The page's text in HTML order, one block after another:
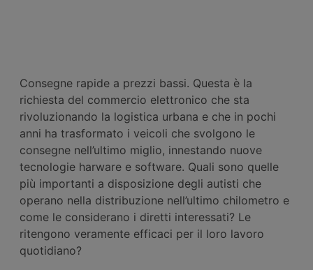
Consegne rapide a prezzi bassi. Questa è la
richiesta del commercio elettronico che sta
rivoluzionando la logistica urbana e che in pochi
anni ha trasformato i veicoli che svolgono le
consegne nell’ultimo miglio, innestando nuove
tecnologie harware e software. Quali sono quelle
più importanti a disposizione degli autisti che
operano nella distribuzione nell’ultimo chilometro e
come le considerano i diretti interessati? Le
ritengono veramente efficaci per il loro lavoro
quotidiano?